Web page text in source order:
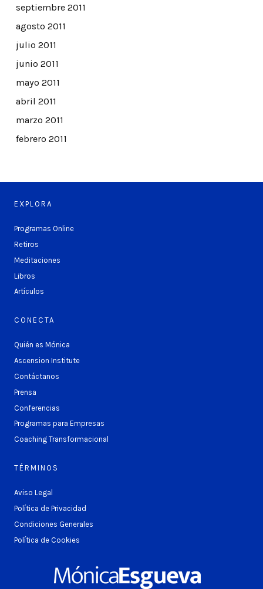
septiembre 2011
agosto 2011
julio 2011
junio 2011
mayo 2011
abril 2011
marzo 2011
febrero 2011
EXPLORA
Programas Online
Retiros
Meditaciones
Libros
Artículos
CONECTA
Quién es Mónica
Ascension Institute
Contáctanos
Prensa
Conferencias
Programas para Empresas
Coaching Transformacional
TÉRMINOS
Aviso Legal
Política de Privacidad
Condiciones Generales
Política de Cookies